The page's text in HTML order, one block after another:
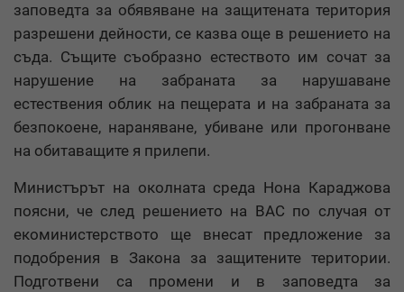
заповедта за обявяване на защитената територия
разрешени дейности, се казва още в решението на
съда. Същите съобразно естеството им сочат за
нарушение на забраната за нарушаване
естествения облик на пещерата и на забраната за
безпокоене, нараняване, убиване или прогонване
на обитаващите я прилепи.
Министърът на околната среда Нона Караджова
поясни, че след решението на ВАС по случая от
екоминистерството ще внесат предложение за
подобрения в Закона за защитените територии.
Подготвени са промени и в заповедта за